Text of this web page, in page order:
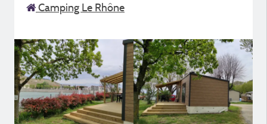
Camping Le Rhône